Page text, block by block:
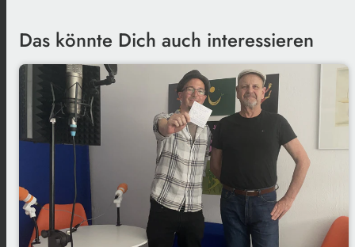
Das könnte Dich auch interessieren